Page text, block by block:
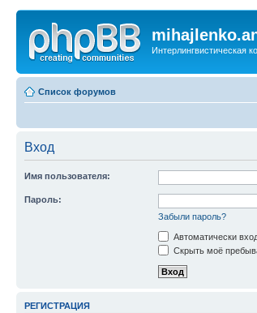
Интерлингвистическая
Список форумов
Вход
Имя пользователя:
Пароль:
Забыли пароль?
Автоматически
Скрыть моё
РЕГИСТРАЦИЯ